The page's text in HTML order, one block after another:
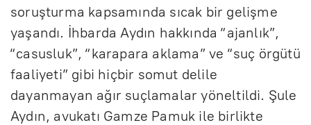
soruşturma kapsamında sıcak bir gelişme
yaşandı. İhbarda Aydın hakkında “ajanlık”,
“casusluk”, “karapara aklama” ve “suç örgütü
faaliyeti” gibi hiçbir somut delile
dayanmayan ağır suçlamalar yöneltildi. Şule
Aydın, avukatı Gamze Pamuk ile birlikte